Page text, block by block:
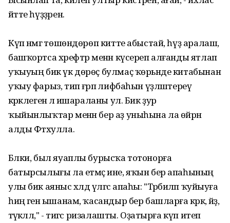
әйтте һүҙҙәрен.
Күп нәмәгә төшөндөрөп китте абыстай, һүҙ аралаш,
башҡортса хәрефтәр менән күсереп алғанды ятлап
уҡыуың бик үк дөрөҫ булмаҫ ҡөрьәнде китабынан
уҡыу фарыз, тип ғәрәп әлифбаһын үҙләштереү
кәрәклегенә лә ишараланы ул. Бик ҙур
ҡыйынлыҡтар менән бер аҙ уныһына ла өйрәнә
алды Фәтхулла.
Бәлки, был яуаплы бурысҡа тотонорға
батырсылығы ла етмәҫ ине, яҡын бер апаһының
улы бик аяныс хәлдә үлгәс апаһы: "Тәрбиәләп ҡуйыуға
һиңә генә ышанам, ҡасандыр бер башларға кәрәк, әйҙә,
тәүәкәллә," - тигәс ризалашты. Оҙатырға күп итеп